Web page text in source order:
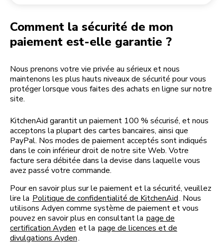
Comment la sécurité de mon
paiement est-elle garantie ?
Nous prenons votre vie privée au sérieux et nous
maintenons les plus hauts niveaux de sécurité pour vous
protéger lorsque vous faites des achats en ligne sur notre
site.
KitchenAid garantit un paiement 100 % sécurisé, et nous
acceptons la plupart des cartes bancaires, ainsi que
PayPal. Nos modes de paiement acceptés sont indiqués
dans le coin inférieur droit de notre site Web. Votre
facture sera débitée dans la devise dans laquelle vous
avez passé votre commande.
Pour en savoir plus sur le paiement et la sécurité, veuillez
lire la Politique de confidentialité de KitchenAid. Nous
utilisons Adyen comme système de paiement et vous
pouvez en savoir plus en consultant la page de
certification Ayden et la page de licences et de
divulgations Ayden.